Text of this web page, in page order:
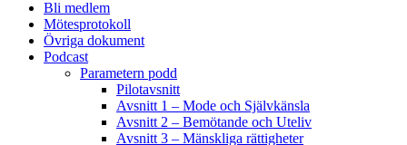
Bli medlem
Mötesprotokoll
Övriga dokument
Podcast
Parametern podd
Pilotavsnitt
Avsnitt 1 – Mode och Självkänsla
Avsnitt 2 – Bemötande och Uteliv
Avsnitt 3 – Mänskliga rättigheter